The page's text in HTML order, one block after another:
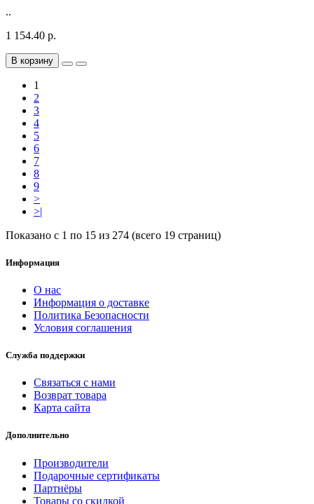
..
1 154.40 р.
В корзину
1
2
3
4
5
6
7
8
9
>
>|
Показано с 1 по 15 из 274 (всего 19 страниц)
Информация
О нас
Информация о доставке
Политика Безопасности
Условия соглашения
Служба поддержки
Связаться с нами
Возврат товара
Карта сайта
Дополнительно
Производители
Подарочные сертификаты
Партнёры
Товары со скидкой